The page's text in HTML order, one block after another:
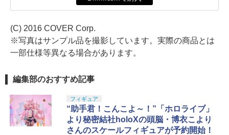
(C) 2016 COVER Corp.
※写真はサンプル品を撮影しています。実際の商品とは
一部仕様等異なる場合があります。
編集部のおすすめ記事
フィギュア
“助手君！こんこよ～！”「ホロライブ」
より秘密結社holoXの頭脳・博衣こより
さんのスケールフィギュアが予約開始！